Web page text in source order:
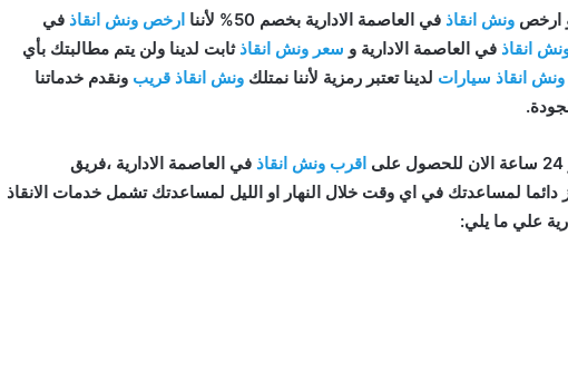
ارخص ونش انقاذ في العاصمة الادارية بخصم 50% لأننا ارخص ونش انقاذ في
انقاذ في العاصمة الادارية و سعر ونش انقاذ ثابت لدينا ولن يتم مطالبتك بأي
ونش انقاذ سيارات لدينا تعتبر رمزية لأننا نمتلك ونش انقاذ قريب ونقدم خدماتنا
اقرب ونش انقاذ في العاصمة الادارية ،فريق
دائما لمساعدتك في اي وقت خلال النهار او الليل لمساعدتك تشمل خدمات الانقاذ
علي ما يلي: